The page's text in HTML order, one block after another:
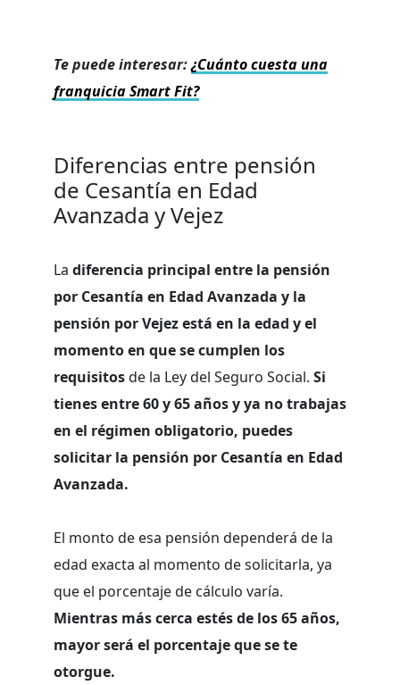
Te puede interesar:¿Cuánto cuesta una
franquicia Smart Fit?
Diferencias entre pensión
de Cesantía en Edad
Avanzada y Vejez
La diferencia principal entre la pensión
por Cesantía en Edad Avanzada y la
pensión por Vejez está en la edad y el
momento en que se cumplen los
requisitosde la Ley del Seguro Social. Si
tienes entre 60 y 65 años y ya no trabajas
en el régimen obligatorio, puedes
solicitar la pensión por Cesantía en Edad
Avanzada.
El monto de esa pensión dependerá de la
edad exacta al momento de solicitarla, ya
que el porcentaje de cálculo varía.
Mientras más cerca estés de los 65 años,
mayor será el porcentaje que se te
otorgue.